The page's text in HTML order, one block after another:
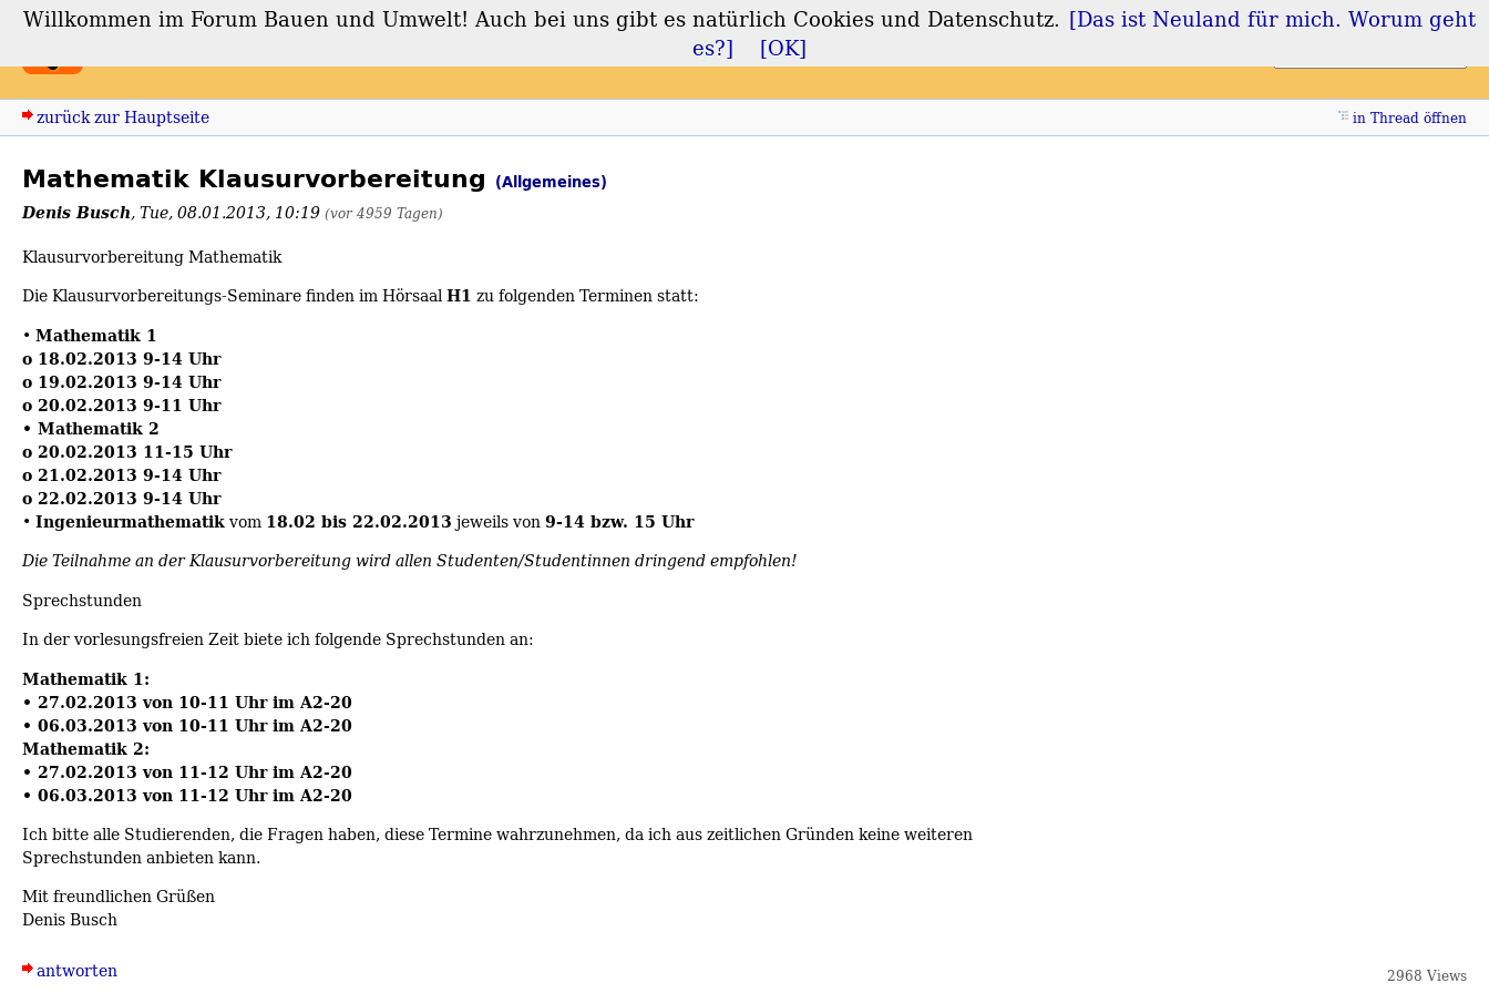
Forum Bauen und Umwelt Login Registrieren
zurück zur Hauptseite in Thread öffnen
Mathematik Klausurvorbereitung (Allgemeines)
Denis Busch,Tue, 08.01.2013, 10:19 (vor 4959 Tagen)
Klausurvorbereitung Mathematik
Die Klausurvorbereitungs-Seminare finden im HörsaalH1 zu folgenden Terminen statt:
• Mathematik 1
o 18.02.2013 9-14 Uhr
o 19.02.2013 9-14 Uhr
o 20.02.2013 9-11 Uhr
• Mathematik 2
o 20.02.2013 11-15 Uhr
o 21.02.2013 9-14 Uhr
o 22.02.2013 9-14 Uhr
• Ingenieurmathematikvom 18.02 bis 22.02.2013 jeweils von9-14 bzw. 15 Uhr
Die Teilnahme an der Klausurvorbereitung wird allen Studenten/Studentinnen dringend empfohlen!
Sprechstunden
In der vorlesungsfreien Zeit biete ich folgende Sprechstunden an:
Mathematik 1:
• 27.02.2013 von 10-11 Uhr im A2-20
• 06.03.2013 von 10-11 Uhr im A2-20
Mathematik 2:
• 27.02.2013 von 11-12 Uhr im A2-20
• 06.03.2013 von 11-12 Uhr im A2-20
Ich bitte alle Studierenden, die Fragen haben, diese Termine wahrzunehmen, da ich aus zeitlichen Gründen keine weiteren
Sprechstunden anbieten kann.
Mit freundlichen Grüßen
Denis Busch
antworten 2968 Views
Willkommen im Forum Bauen und Umwelt! Auch bei uns gibt es natürlich Cookies und Datenschutz. [Das ist Neuland für mich. Worum geht
es?]
[OK]